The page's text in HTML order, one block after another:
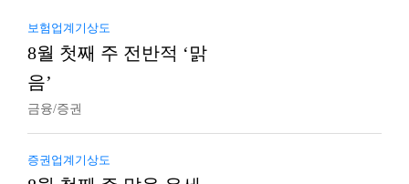
보험업계기상도
8월 첫째 주 전반적 ‘맑
음’
금융/증권
증권업계기상도